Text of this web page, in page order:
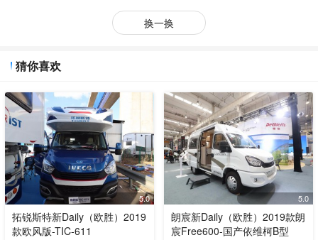
换一换
猜你喜欢
5.0
拓锐斯特新Daily（欧胜）2019
款欧风版-TIC-611
5.0
朗宸新Daily（欧胜）2019款朗
宸Free600-国产依维柯B型